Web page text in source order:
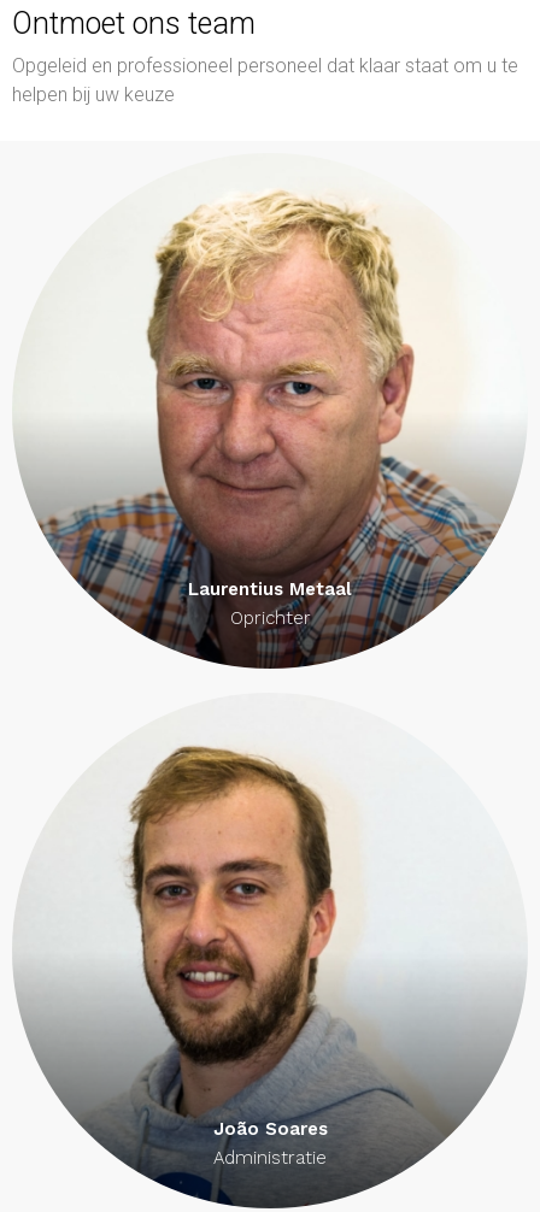
Ontmoet ons team
Opgeleid en professioneel personeel dat klaar staat om u te
helpen bij uw keuze
Laurentius Metaal
Oprichter
João Soares
Administratie